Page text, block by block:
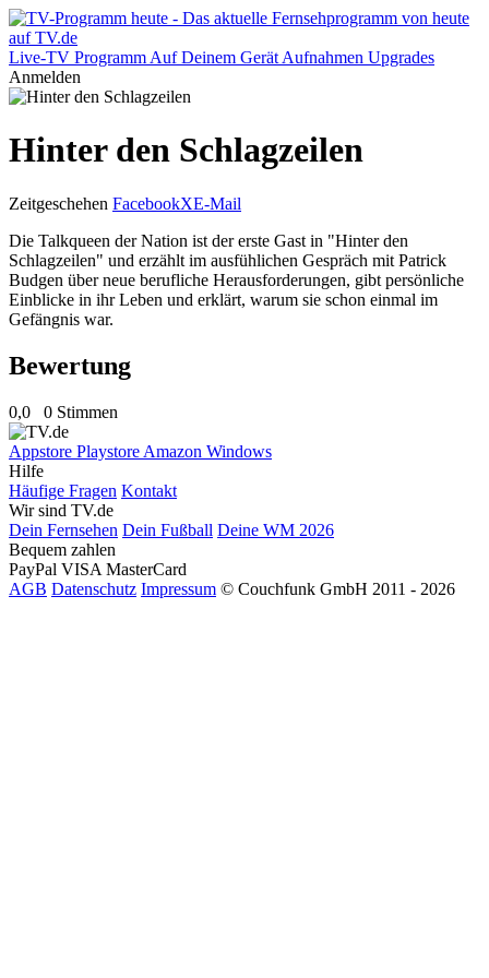
Live-TV Programm Auf Deinem Gerät Aufnahmen Upgrades
Anmelden
Hinter den Schlagzeilen
Zeitgeschehen FacebookXE-Mail
Die Talkqueen der Nation ist der erste Gast in "Hinter den
Schlagzeilen" und erzählt im ausfühlichen Gespräch mit Patrick
Budgen über neue berufliche Herausforderungen, gibt persönliche
Einblicke in ihr Leben und erklärt, warum sie schon einmal im
Gefängnis war.
Bewertung
0,0 0 Stimmen
Appstore Playstore Amazon Windows
Hilfe
Häufige Fragen Kontakt
Wir sind TV.de
Dein Fernsehen Dein Fußball Deine WM 2026
Bequem zahlen
PayPal VISA MasterCard
AGB Datenschutz Impressum © Couchfunk GmbH 2011 - 2026